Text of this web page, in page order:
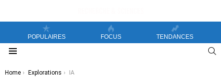
POPULAIRES FOCUS TENDANCES
You are here:
Home Explorations IA